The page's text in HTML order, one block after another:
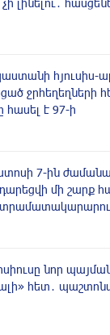
լինելու․
հյուսիս-
ջրհեղեղների
հասել է 97-ի
7-ին
մի շարք
նոր
հետ․